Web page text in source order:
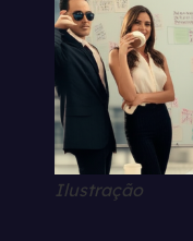
Ilustração